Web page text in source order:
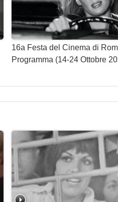
16a Festa del Cinema di
Programma (14-24 Ottobre